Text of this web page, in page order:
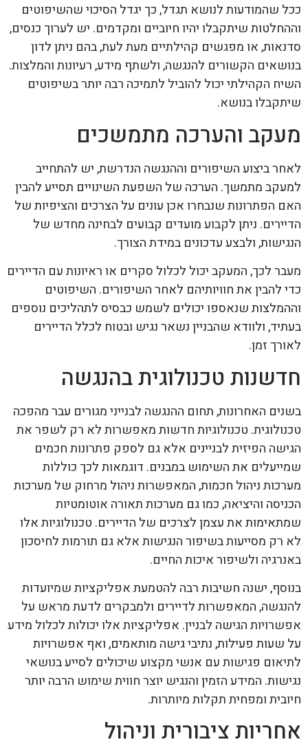
ככל שהמודעות לנושא תגדל, כך יגדל הסיכוי שהשיפוטים
וההחלטות שיתקבלו יהיו חיוביים ומקדמים. יש לערוך כנסים,
סדנאות, או מפגשים קהילתיים מעת לעת, בהם ניתן לדון
בנושאים הקשורים להנגשה, ולשתף מידע, רעיונות והמלצות.
השיח הקהילתי יכול להוביל לתמיכה רבה יותר בשיפוטים
שיתקבלו בנושא.
מעקב והערכה מתמשכים
לאחר ביצוע השיפורים וההנגשה הנדרשת, יש להתחייב
למעקב מתמשך. הערכה של השפעת השינויים תסייע להבין
האם הפתרונות שנבחרו אכן עונים על הצרכים והציפיות של
הדיירים. ניתן לקבוע מועדים קבועים לבחינה מחדש של
הנגישות, ולבצע עדכונים במידת הצורך.
מעבר לכך, המעקב יכול לכלול סקרים או ראיונות עם הדיירים
כדי להבין את חוויותיהם לאחר השיפורים. השיפוטים
וההמלצות שנאספו יכולים לשמש כבסיס לתהליכים נוספים
בעתיד, ולוודא שהבניין נשאר נגיש ובטוח לכלל הדיירים
לאורך זמן.
חדשנות טכנולוגית בהנגשה
בשנים האחרונות, תחום ההנגשה לבנייני מגורים עבר מהפכה
טכנולוגית. טכנולוגיות חדשות מאפשרות לא רק לשפר את
הגישה הפיזית לבניינים אלא גם לספק פתרונות חכמים
שמייעלים את השימוש במבנים. דוגמאות לכך כוללות
מערכות ניהול חכמות, המאפשרות ניהול מרחוק של מערכות
הכניסה והיציאה, כמו גם מערכות תאורה אוטומטיות
שמתאימות את עצמן לצרכים של הדיירים. טכנולוגיות אלו
לא רק מסייעות בשיפור הנגישות אלא גם תורמות לחיסכון
באנרגיה ולשיפור איכות החיים.
בנוסף, ישנה חשיבות רבה להטמעת אפליקציות שמיועדות
להנגשה, המאפשרות לדיירים ולמבקרים לדעת מראש על
אפשרויות הגישה לבניין. אפליקציות אלו יכולות לכלול מידע
על שעות פעילות, נתיבי גישה מותאמים, ואף אפשרויות
לתיאום פגישות עם אנשי מקצוע שיכולים לסייע בנושאי
נגישות. המידע הזמין והנגיש יוצר חווית שימוש הרבה יותר
חיובית ומפחית תקלות מיותרות.
אחריות ציבורית וניהול